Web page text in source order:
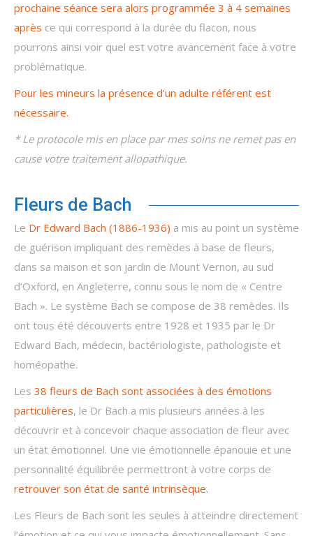
prochaine séance sera alors programmée 3 à 4 semaines
après ce qui correspond à la durée du flacon, nous
pourrons ainsi voir quel est votre avancement face à votre
problématique.
Pour les mineurs la présence d’un adulte référent est
nécessaire.
* Le protocole mis en place par mes soins ne remet pas en
cause votre traitement allopathique.
Fleurs de Bach
Le Dr Edward Bach (1886-1936) a mis au point un système
de guérison impliquant des remèdes à base de fleurs,
dans sa maison et son jardin de Mount Vernon, au sud
d’Oxford, en Angleterre, connu sous le nom de « Centre
Bach ». Le système Bach se compose de 38 remèdes. Ils
ont tous été découverts entre 1928 et 1935 par le Dr
Edward Bach, médecin, bactériologiste, pathologiste et
homéopathe.
Les 38 fleurs de Bach sont associées à des émotions
particulières, le Dr Bach a mis plusieurs années à les
découvrir et à concevoir chaque association de fleur avec
un état émotionnel. Une vie émotionnelle épanouie et une
personnalité équilibrée permettront à votre corps de
retrouver son état de santé intrinsèque.
Les Fleurs de Bach sont les seules à atteindre directement